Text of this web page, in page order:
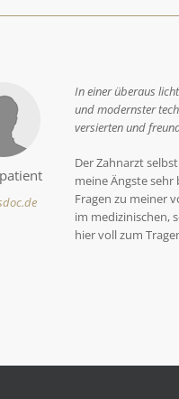
In einer überaus
und modernster
versierten und
Der Zahnarzt
meine Ängste
Fragen zu meiner
im medizinischen,
hier voll zum